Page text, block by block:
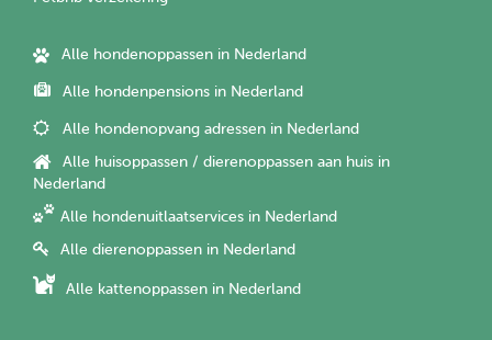
Alle hondenoppassen in Nederland
Alle hondenpensions in Nederland
Alle hondenopvang adressen in Nederland
Alle huisoppassen / dierenoppassen aan huis in
Nederland
Alle hondenuitlaatservices in Nederland
Alle dierenoppassen in Nederland
Alle kattenoppassen in Nederland